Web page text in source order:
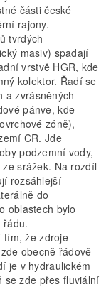
části české
rajony.
tvrdých
masiv) spadají
vrstvě HGR, kde
kolektor. Řadí se
a zvrásněných
pánve, kde
zóně),
ČR. Jde
podzemní vody,
srážek. Na rozdíl
rozsáhlejší
do
oblastech bylo
řádu.
tím, že zdroje
obecně řádově
je v hydraulickém
se zde přes flu­viální